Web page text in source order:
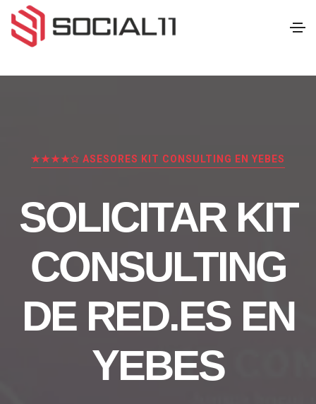
★★★★✩ ASESORES KIT CONSULTING EN YEBES
SOLICITAR KIT
CONSULTING
DE RED.ES EN
YEBES